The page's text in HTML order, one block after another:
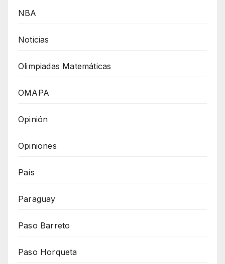
NBA
Noticias
Olimpiadas Matemáticas
OMAPA
Opinión
Opiniones
País
Paraguay
Paso Barreto
Paso Horqueta